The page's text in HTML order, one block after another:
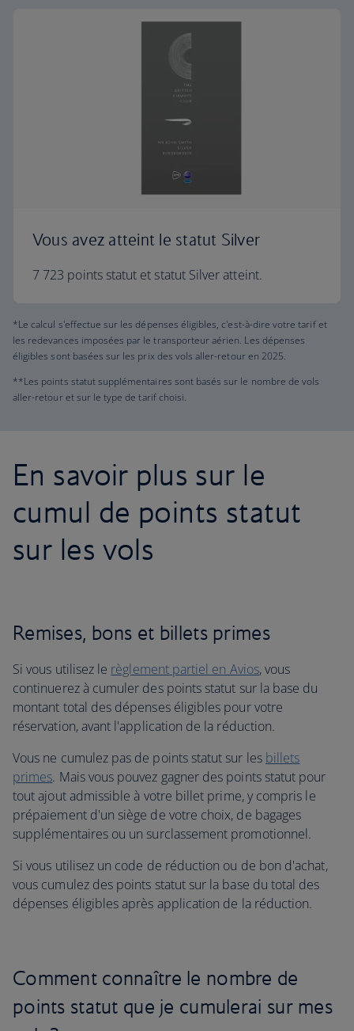
Vous avez atteint le statut Silver
7 723 points statut et statut Silver atteint.
*Le calcul s'effectue sur les dépenses éligibles, c'est-à-dire votre tarif et
les redevances imposées par le transporteur aérien. Les dépenses
éligibles sont basées sur les prix des vols aller-retour en 2025.
**Les points statut supplémentaires sont basés sur le nombre de vols
aller-retour et sur le type de tarif choisi.
En savoir plus sur le
cumul de points statut
sur les vols
Remises, bons et billets primes
Si vous utilisez le règlement partiel en Avios, vous
continuerez à cumuler des points statut sur la base du
montant total des dépenses éligibles pour votre
réservation, avant l'application de la réduction.
Vous ne cumulez pas de points statut sur les billets
primes. Mais vous pouvez gagner des points statut pour
tout ajout admissible à votre billet prime, y compris le
prépaiement d'un siège de votre choix, de bagages
supplémentaires ou un surclassement promotionnel.
Si vous utilisez un code de réduction ou de bon d'achat,
vous cumulez des points statut sur la base du total des
dépenses éligibles après application de la réduction.
Comment connaître le nombre de
points statut que je cumulerai sur mes